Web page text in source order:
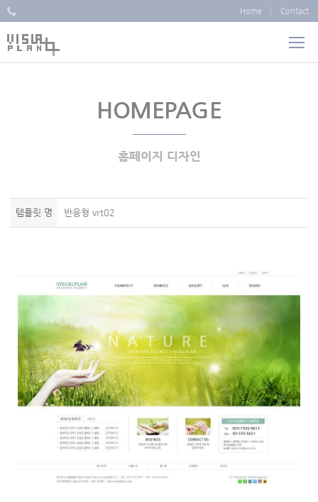
Home Contact
HOMEPAGE
홈페이지 디자인
템플릿 명 반응형 vrt02